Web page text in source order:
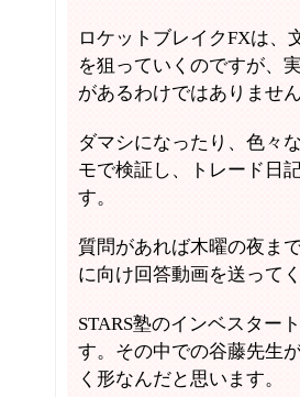
ロケットブレイクFXは、
を狙っていくのですが、
があるわけではありません
ダマシになったり、色々
モで検証し、トレード日
す。
質問があれば木曜の夜ま
に向け回答動画を送って
STARS塾のインベスター
す。その中での谷藤先生
く形なんだと思います。